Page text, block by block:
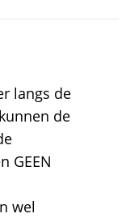
langs de
de
GEEN
wel